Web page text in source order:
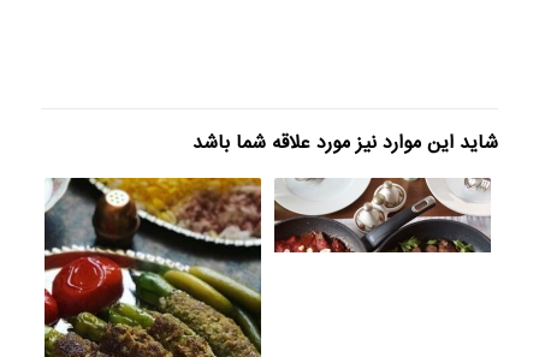
شاید این موارد نیز مورد علاقه شما باشد